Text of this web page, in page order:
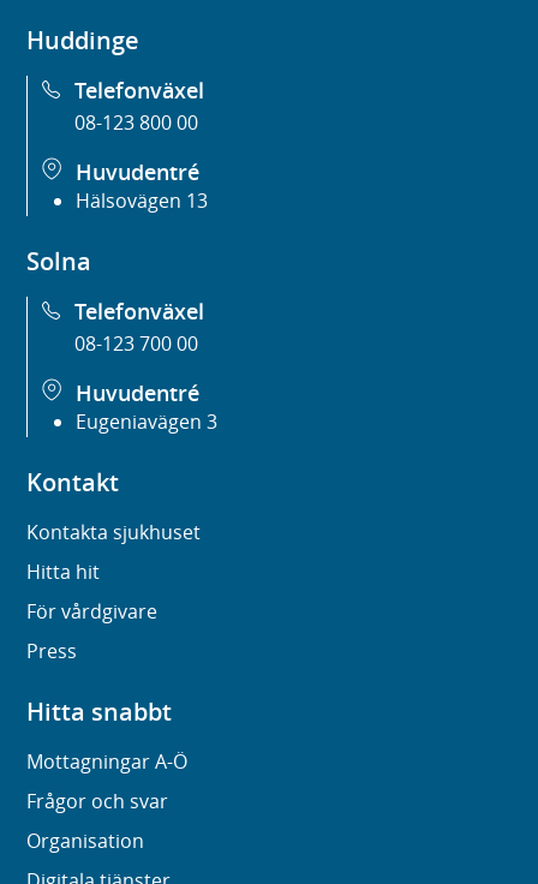
Huddinge
Telefonväxel
08-123 800 00
Huvudentré
Hälsovägen 13
Solna
Telefonväxel
08-123 700 00
Huvudentré
Eugeniavägen 3
Kontakt
Kontakta sjukhuset
Hitta hit
För vårdgivare
Press
Hitta snabbt
Mottagningar A-Ö
Frågor och svar
Organisation